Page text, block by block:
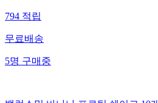
794적립
무료배송
5명구매중